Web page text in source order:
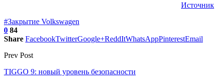
Источник
#Закрытие Volkswagen
0 84
Share FacebookTwitterGoogle+ReddItWhatsAppPinterestEmail
Prev Post
TIGGO 9: новый уровень безопасности